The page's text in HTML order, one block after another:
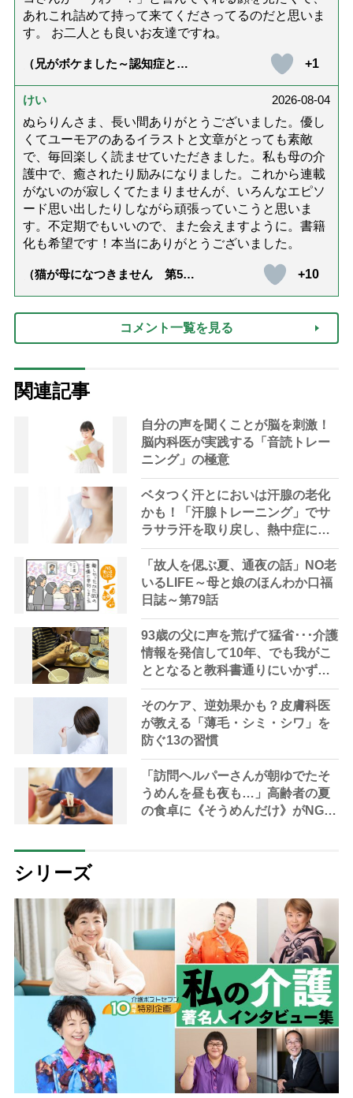
あれこれ詰めて持って来てくださってるのだと思いま
す。 お二人とも良いお友達ですね。
（兄がボケました～認知症と介
達』が届きました」）
+1
けい
2026-08-04
ぬらりんさま、長い間ありがとうございました。優し
くてユーモアのあるイラストと文章がとっても素敵
で、毎回楽しく読ませていただきました。私も母の介
護中で、癒されたり励みになりました。これから連載
がないのが寂しくてたまりませんが、いろんなエピソ
ード思い出したりしながら頑張っていこうと思いま
す。不定期でもいいので、また会えますように。書籍
化も希望です！本当にありがとうございました。
（猫が母になつきません 第500
+10
コメント一覧を見る
関連記事
自分の声を聞くことが脳を刺激！
脳内科医が実践する「音読トレー
ニング」の極意
ベタつく汗とにおいは汗腺の老化
かも！「汗腺トレーニング」でサ
ラサラ汗を取り戻し、熱中症に負
けない体へ
「故人を偲ぶ夏、通夜の話」NO老
いるLIFE～母と娘のほんわか口福
日誌～第79話
93歳の父に声を荒げて猛省･･･介護
情報を発信して10年、でも我がこ
ととなると教科書通りにいかずに
ため息「感情と理性の狭間で右往
左往する現実」
そのケア、逆効果かも？皮膚科医
が教える「薄毛・シミ・シワ」を
防ぐ13の習慣
「訪問ヘルパーさんが朝ゆでたそ
うめんを昼も夜も…」高齢者の夏
の食卓に《そうめんだけ》がNGな
シリーズ